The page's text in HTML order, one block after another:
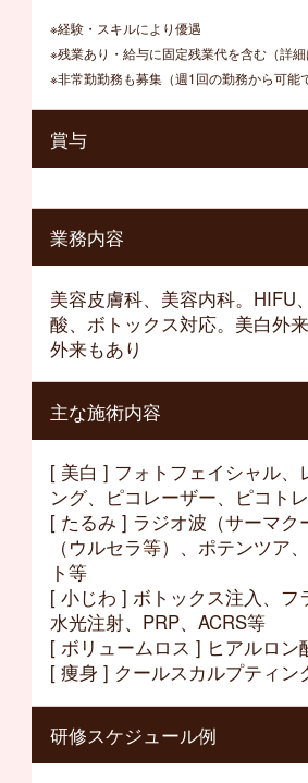
※経験・スキルにより優遇
※残業あり・給与に固定残業代を含む（詳細
※非常勤勤務も募集（週1回の勤務から可能
賞与
業務内容
美容皮膚科、美容内科。HIFU
酸、ボトックス対応。美白外
外来もあり
主な施術内容
[ 美白 ] フォトフェイシャル、
ング、ピコレーザー、ピコト
[ たるみ ] ラジオ波（サーマク
（ウルセラ等）、ポテンツア
ト等
[ 小じわ ] ボトックス注入、フ
水光注射、PRP、ACRS等
[ ボリュームロス ] ヒアルロン
[ 痩身 ] クールスカルプティン
研修スケジュール例